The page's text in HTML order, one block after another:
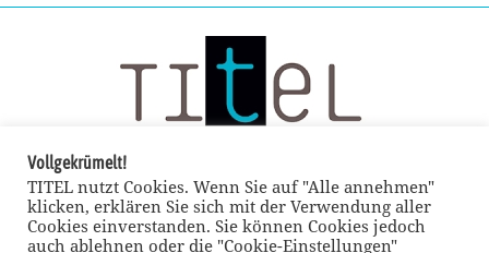
Vollgekrümelt!
TITEL nutzt Cookies. Wenn Sie auf "Alle annehmen"
klicken, erklären Sie sich mit der Verwendung aller
Cookies einverstanden. Sie können Cookies jedoch
auch ablehnen oder die "Cookie-Einstellungen"